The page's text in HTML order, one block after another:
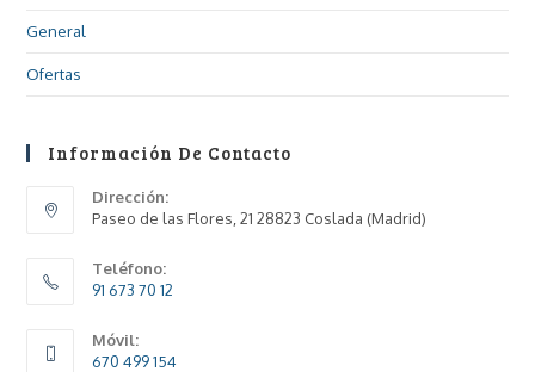
General
Ofertas
Información De Contacto
Dirección:
Paseo de las Flores, 21 28823 Coslada (Madrid)
Teléfono:
91 673 70 12
Móvil:
670 499 154